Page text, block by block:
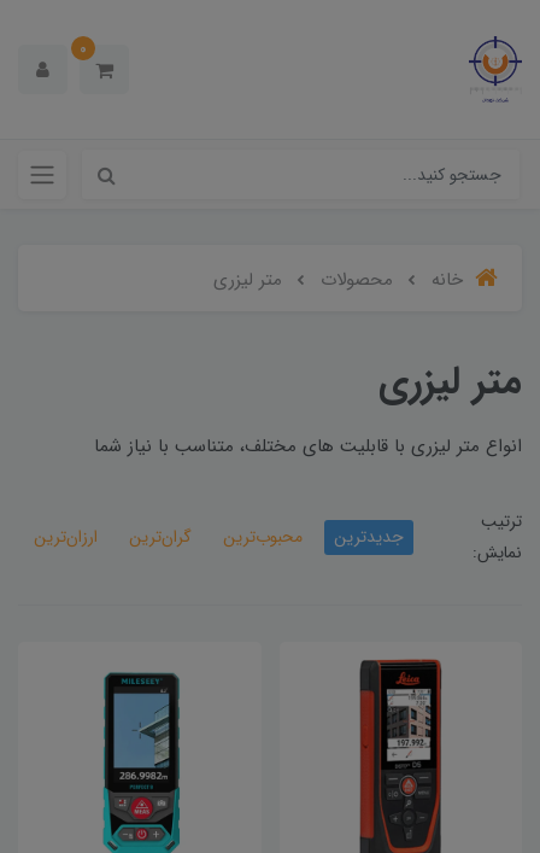
0
خانه محصولات متر لیزری
متر لیزری
انواع متر لیزری با قابلیت های مختلف، متناسب با نیاز شما
ترتیب
نمایش:
جدیدترین محبوب‌ترین گران‌ترین ارزان‌ترین